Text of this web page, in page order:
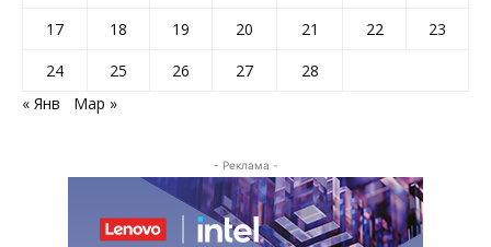
17
18 19 20 21 22
23
24
25 26 27
28
« Янв
Мар »
- Реклама -